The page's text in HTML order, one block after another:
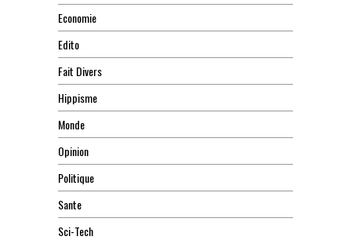
Economie
Edito
Fait Divers
Hippisme
Monde
Opinion
Politique
Sante
Sci-Tech